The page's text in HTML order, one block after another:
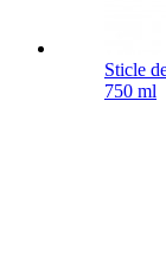
Sticle
750 ml